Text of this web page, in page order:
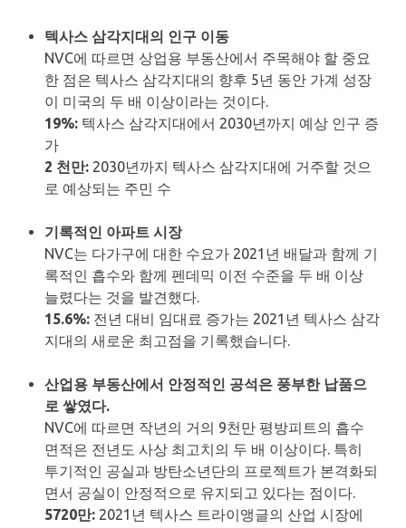
텍사스 삼각지대의 인구 이동
NVC에 따르면 상업용 부동산에서 주목해야 할 중요
한 점은 텍사스 삼각지대의 향후 5년 동안 가계 성장
이 미국의 두 배 이상이라는 것이다.
19%: 텍사스 삼각지대에서 2030년까지 예상 인구 증
가
2 천만: 2030년까지 텍사스 삼각지대에 거주할 것으
로 예상되는 주민 수
기록적인 아파트 시장
NVC는 다가구에 대한 수요가 2021년 배달과 함께 기
록적인 흡수와 함께 펜데믹 이전 수준을 두 배 이상
늘렸다는 것을 발견했다.
15.6%: 전년 대비 임대료 증가는 ​​2021년 텍사스 삼각
지대의 새로운 최고점을 기록했습니다.
산업용 부동산에서 안정적인 공석은 풍부한 납품으
로 쌓였다.
NVC에 따르면 작년의 거의 9천만 평방피트의 흡수
면적은 전년도 사상 최고치의 두 배 이상이다. 특히
투기적인 공실과 방탄소년단의 프로젝트가 본격화되
면서 공실이 안정적으로 유지되고 있다는 점이다.
5720만: 2021년 텍사스 트라이앵글의 산업 시장에